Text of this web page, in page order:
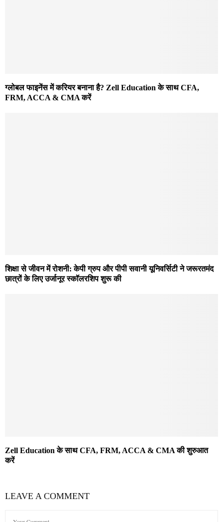
ग्लोबल फाइनेंस में करियर बनाना है? Zell Education के साथ CFA,
FRM, ACCA & CMA करें
शिक्षा से जीवन में रोशनी: केपी ग्रुप और पीपी सवानी यूनिवर्सिटी ने जरूरतमंद
छात्रों के लिए उर्जानूर स्कॉलरशिप शुरू की
Zell Education के साथ CFA, FRM, ACCA & CMA की शुरुआत
करें
LEAVE A COMMENT